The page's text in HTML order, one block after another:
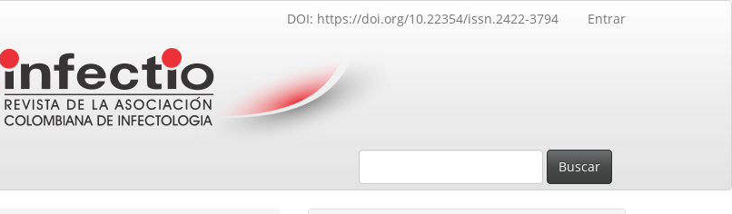
DOI: https://doi.org/10.22354/issn.2422-3794 Entrar
Buscar